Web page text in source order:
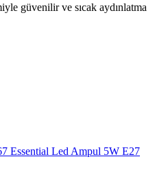
güvenilir ve sıcak aydınlatma
Essential Led Ampul 5W E27